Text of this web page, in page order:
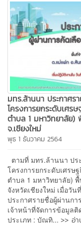
มทร.ล้านนา ประกาศ
โครงการยกระดับเศร
ตำบล 1 มหาวิทยาลัย)
จ.เชียงใหม่
พุธ 1 ธันวาคม 2564
ตามที่ มทร.ล้านนา ปร
โครงการยกระดับเศรษ
ตำบล 1 มหาวิทยาลัย)
จังหวัดเชียงใหม่ เมื่อ
ประกาศรายชื่อผู้ผ่านก
เจ้าหน้าที่จัดการข้อมูลติ
ประเภท : บัณทิ... >> อ่